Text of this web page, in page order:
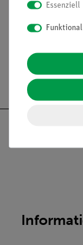
Media /
Essenziell
Funktional